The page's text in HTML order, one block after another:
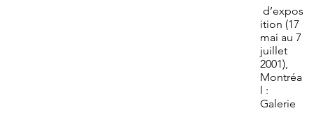
d’expos
ition (17
mai au 7
juillet
2001),
Montréa
l :
Galerie